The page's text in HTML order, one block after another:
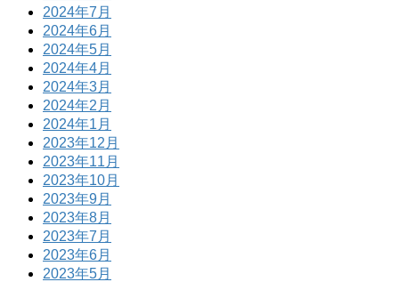
2024年7月
2024年6月
2024年5月
2024年4月
2024年3月
2024年2月
2024年1月
2023年12月
2023年11月
2023年10月
2023年9月
2023年8月
2023年7月
2023年6月
2023年5月